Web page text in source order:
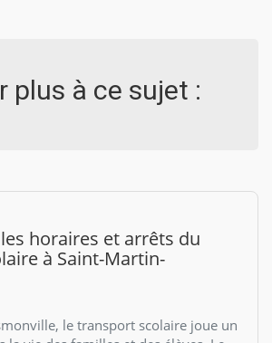
plus à ce sujet :
horaires et arrêts du
à Saint-Martin-
le transport scolaire joue un